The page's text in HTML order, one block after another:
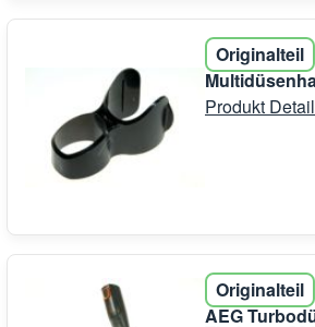
Originalteil
Produkt
Originalteil
AEG